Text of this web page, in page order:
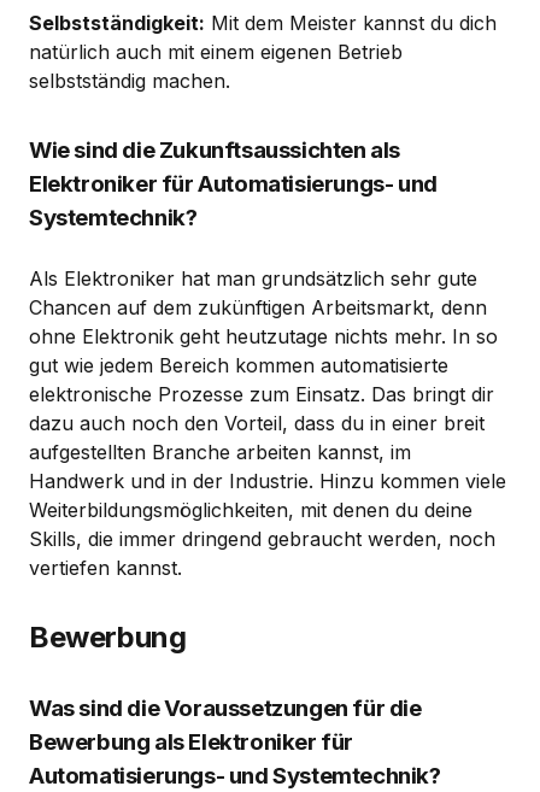
Selbstständigkeit: Mit dem Meister kannst du dich
natürlich auch mit einem eigenen Betrieb
selbstständig machen.
Wie sind die Zukunftsaussichten als
Elektroniker für Automatisierungs- und
Systemtechnik?
Als Elektroniker hat man grundsätzlich sehr gute
Chancen auf dem zukünftigen Arbeitsmarkt, denn
ohne Elektronik geht heutzutage nichts mehr. In so
gut wie jedem Bereich kommen automatisierte
elektronische Prozesse zum Einsatz. Das bringt dir
dazu auch noch den Vorteil, dass du in einer breit
aufgestellten Branche arbeiten kannst, im
Handwerk und in der Industrie. Hinzu kommen viele
Weiterbildungsmöglichkeiten, mit denen du deine
Skills, die immer dringend gebraucht werden, noch
vertiefen kannst.
Bewerbung
Was sind die Voraussetzungen für die
Bewerbung als Elektroniker für
Automatisierungs- und Systemtechnik?